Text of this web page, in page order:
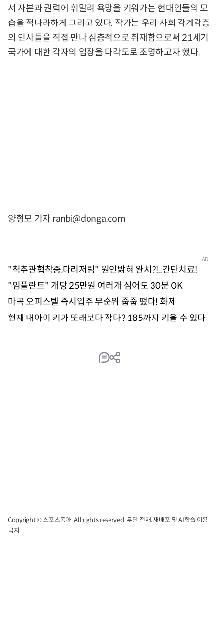
서 자본과 권력에 휘말려 욕망을 키워가는 현대인들의 모
습을 적나라하게 그리고 있다. 작가는 우리 사회 각계각층
의 인사들을 직접 만나 심층적으로 취재함으로써 21세기
국가에 대한 각자의 입장을 다각도로 조명하고자 했다.
양형모 기자 ranbi@donga.com
Copyright © 스포츠동아. All rights reserved. 무단 전재, 재배포 및 AI학습 이용
금지